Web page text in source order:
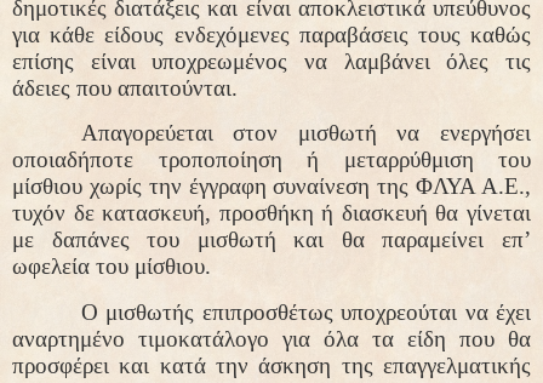
δημοτικές διατάξεις και είναι αποκλειστικά υπεύθυνος
για κάθε είδους ενδεχόμενες παραβάσεις τους καθώς
επίσης είναι υποχρεωμένος να λαμβάνει όλες τις
άδειες που απαιτούνται.
Απαγορεύεται στον μισθωτή να ενεργήσει
οποιαδήποτε τροποποίηση ή μεταρρύθμιση του
μίσθιου χωρίς την έγγραφη συναίνεση της ΦΛΥΑ Α.Ε.,
τυχόν δε κατασκευή, προσθήκη ή διασκευή θα γίνεται
με δαπάνες του μισθωτή και θα παραμείνει επ’
ωφελεία του μίσθιου.
Ο μισθωτής επιπροσθέτως υποχρεούται να έχει
αναρτημένο τιμοκατάλογο για όλα τα είδη που θα
προσφέρει και κατά την άσκηση της επαγγελματικής